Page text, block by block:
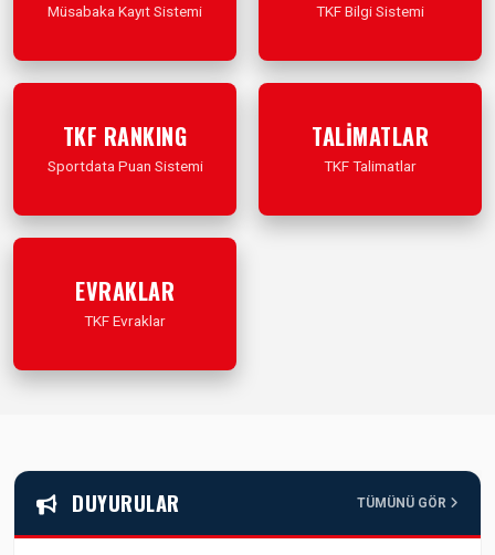
Müsabaka Kayıt Sistemi
İleri Git
TKF Bilgi Sistemi
İleri Git
TKF RANKING
Sportdata Puan Sistemi
İleri Git
TALİMATLAR
TKF Talimatlar
EVRAKLAR
TKF Evraklar
DUYURULAR TÜMÜNÜ GÖR